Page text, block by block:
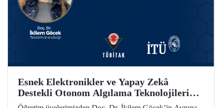
Esnek Elektronikler ve Yapay Zekâ
Destekli Otonom Algılama Teknolojilerini
Bir Araya Getiren STAND Projesine